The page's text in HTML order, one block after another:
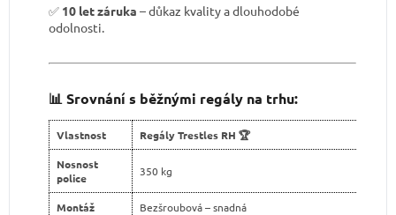
✅ 10 let záruka – důkaz kvality a dlouhodobé
odolnosti.
📊 Srovnání s běžnými regály na trhu:
Vlastnost Regály Trestles RH 🏆
Nosnost
police
350 kg
Montáž Bezšroubová – snadná